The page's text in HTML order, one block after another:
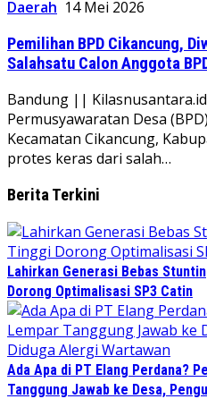
Daerah 14 Mei 2026
Pemilihan BPD Cikancung,
Salahsatu Calon Anggota
Bandung ||
Permusyawaratan Desa
Kecamatan Cikancung,
protes keras dari salah…
Berita Terkini
Lahirkan Generasi Bebas
Dorong Optimalisasi SP3 Catin
Ada Apa di PT Elang Perdana?
Tanggung Jawab ke Desa,